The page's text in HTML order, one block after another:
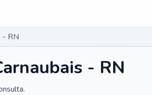
- RN
- RN